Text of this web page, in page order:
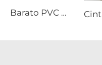
Barato PVC Adhesivos Prismáticos con Flechas Retroreflectantes, Cinta Reflectante para Camión